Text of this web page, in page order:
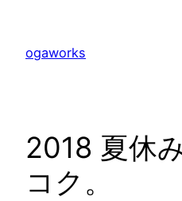
ogaworks
2018 夏休
コク。